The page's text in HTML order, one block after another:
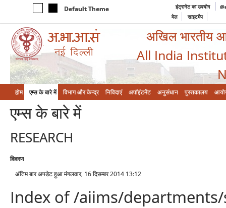
Default Theme इंट्रानेट का उपयोग
मेल
साइटमैप
अखिल भारतीय
All India
होम एम्‍स के बारे में विभाग और केन्‍द्र निविदाएं अपॉइंटमेंट अनुसंधान पुस्तकालय
एम्‍स के बारे में
RESEARCH
विवरण
अंतिम बार अपडेट हुआ मंगलवार, 16 दिसम्बर 2014 13:12
Index of /aiims/